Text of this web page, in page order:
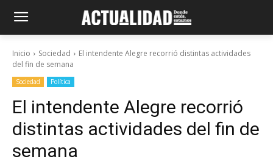
Inicio Sociedad
El intendente Alegre recorrió distintas actividades
del fin de semana
Sociedad Política
El intendente Alegre recorrió
distintas actividades del fin de
semana